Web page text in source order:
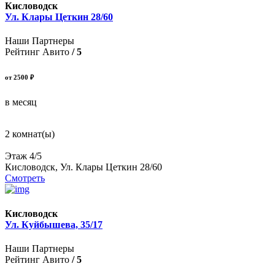
Кисловодск
Ул. Клары Цеткин 28/60
Наши Партнеры
Рейтинг Авито / 5
от 2500 ₽
в месяц
2 комнат(ы)
Этаж 4/5
Кисловодск, Ул. Клары Цеткин 28/60
Смотреть
Кисловодск
Ул. Куйбышева, 35/17
Наши Партнеры
Рейтинг Авито / 5